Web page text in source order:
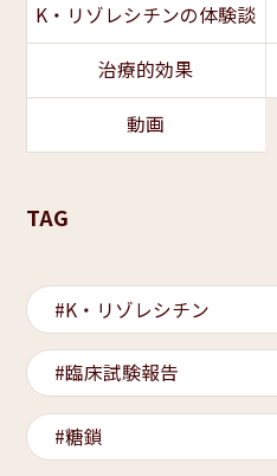
K・リゾレシチンの体験談
治療的効果
動画
TAG
K・リゾレシチン
臨床試験報告
糖鎖